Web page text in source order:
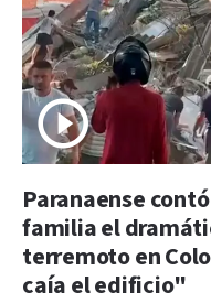
Paranaense
familia el
terremoto en
caía el edificio"